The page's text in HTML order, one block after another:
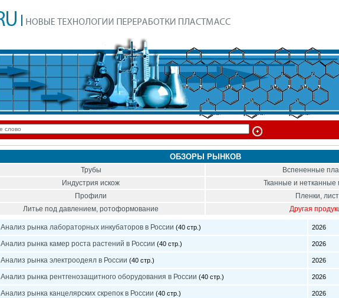
ОБЗОРЫ РЫНКОВ
Трубы
Вспененные
Индустрия искож
Тканные и нетканные
Профили
Пленки,
Литье под давлением, ротоформование
Другая
Анализ рынка лабораторных инкубаторов в России (40 стр.) 2026
Анализ рынка камер роста растений в России (40 стр.) 2026
Анализ рынка электроодеял в России (40 стр.) 2026
Анализ рынка рентгенозащитного оборудования в России (40 стр.) 2026
Анализ рынка канцелярских скрепок в России (40 стр.) 2026